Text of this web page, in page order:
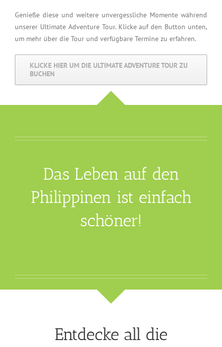
Genieße diese und weitere unvergessliche Momente während
unserer Ultimate Adventure Tour. Klicke auf den Button unten,
um mehr über die Tour und verfügbare Termine zu erfahren.
KLICKE HIER UM DIE ULTIMATE ADVENTURE TOUR ZU
BUCHEN
Das Leben auf den
Philippinen ist einfach
schöner!
Entdecke all die